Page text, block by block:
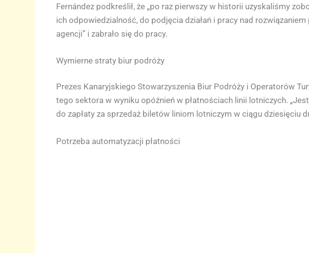
Fernández podkreślił, że „po raz pierwszy w historii uzyskaliśmy
ich odpowiedzialność, do podjęcia działań i pracy nad
agencji” i zabrało się do pracy.
Wymierne straty biur podróży
Prezes Kanaryjskiego Stowarzyszenia Biur Podróży i Operatorów
tego sektora w wyniku opóźnień w płatnościach linii lotniczych.
do zapłaty za sprzedaż biletów liniom lotniczym w ciągu dziesięciu
Potrzeba automatyzacji płatności